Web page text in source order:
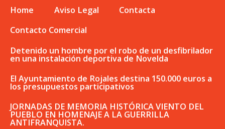
Home Aviso Legal
Contacta
Contacto Comercial
Detenido un hombre por el robo de un desfibrilador
en una instalación deportiva de Novelda
El Ayuntamiento de Rojales destina 150.000 euros a
los presupuestos participativos
JORNADAS DE MEMORIA HISTÓRICA VIENTO DEL
PUEBLO EN HOMENAJE A LA GUERRILLA
ANTIFRANQUISTA.